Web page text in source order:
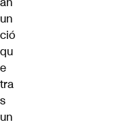
un
ció
qu
e
tra
s
un